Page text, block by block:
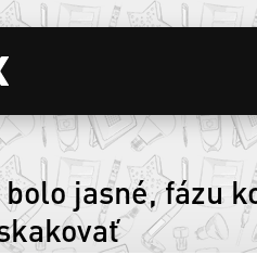
bolo jasné, fázu